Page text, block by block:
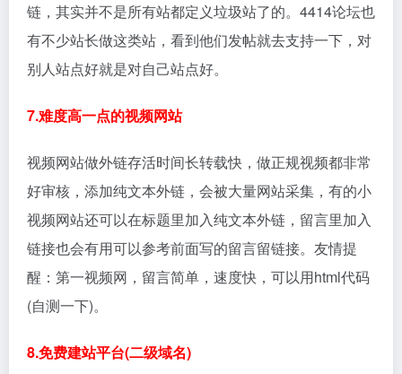
链，其实并不是所有站都定义垃圾站了的。4414论坛也
有不少站长做这类站，看到他们发帖就去支持一下，对
别人站点好就是对自己站点好。
7.难度高一点的视频网站
视频网站做外链存活时间长转载快，做正规视频都非常
好审核，添加纯文本外链，会被大量网站采集，有的小
视频网站还可以在标题里加入纯文本外链，留言里加入
链接也会有用可以参考前面写的留言留链接。友情提
醒：第一视频网，留言简单，速度快，可以用html代码
(自测一下)。
8.免费建站平台(二级域名)